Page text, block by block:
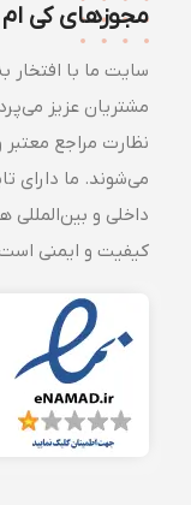
مجوزهای کی ام کالا
سایت ما با افتخار به
مشتریان عزیز
نظارت مراجع معتبر و با
می‌شوند. ما دارای
داخلی و بین‌المللی
کیفیت و ایمنی است.